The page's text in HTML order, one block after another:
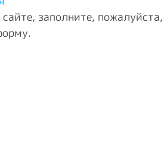
заполните, пожалуйста,